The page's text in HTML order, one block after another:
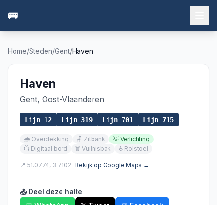
🚌
Home/Steden/Gent/Haven
Haven
Gent, Oost-Vlaanderen
Lijn 12 Lijn 319 Lijn 701 Lijn 715
🌧️ Overdekking 🪑 Zitbank 💡 Verlichting
📺 Digitaal bord 🗑️ Vuilnisbak ♿ Rolstoel
📍 51.0774, 3.7102 Bekijk op Google Maps →
📤 Deel deze halte